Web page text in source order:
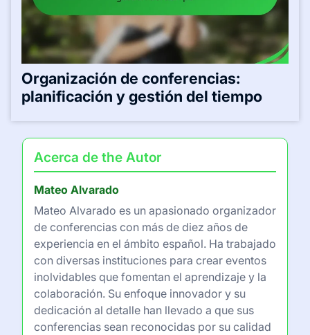
Organización de conferencias:
planificación y gestión del tiempo
Acerca de the Autor
Mateo Alvarado
Mateo Alvarado es un apasionado organizador
de conferencias con más de diez años de
experiencia en el ámbito español. Ha trabajado
con diversas instituciones para crear eventos
inolvidables que fomentan el aprendizaje y la
colaboración. Su enfoque innovador y su
dedicación al detalle han llevado a que sus
conferencias sean reconocidas por su calidad